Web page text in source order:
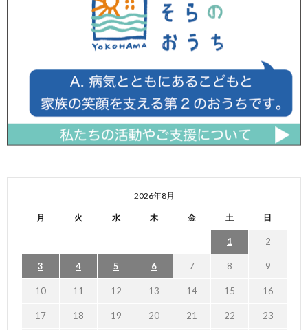
2026年8月
月 火 水 木 金 土 日
1 2
3 4 5 6 7 8 9
10 11 12 13 14 15 16
17 18 19 20 21 22 23